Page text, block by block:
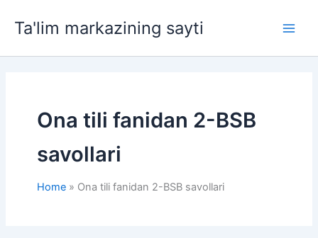
Ta'lim markazining sayti
Ona tili fanidan 2-BSB
savollari
Home Ona tili fanidan 2-BSB savollari